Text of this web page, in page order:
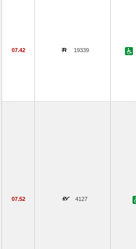
07.42 19339
07.52 4127